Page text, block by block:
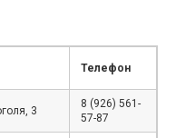
Телефон
3
8 (926) 561-
57-87